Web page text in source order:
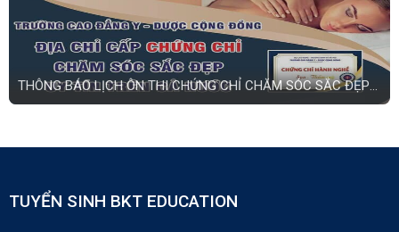
THÔNG BÁO LỊCH ÔN THI CHỨNG CHỈ CHĂM SÓC SẮC ĐẸP
THÁNG 6 2021
TUYỂN SINH BKT EDUCATION